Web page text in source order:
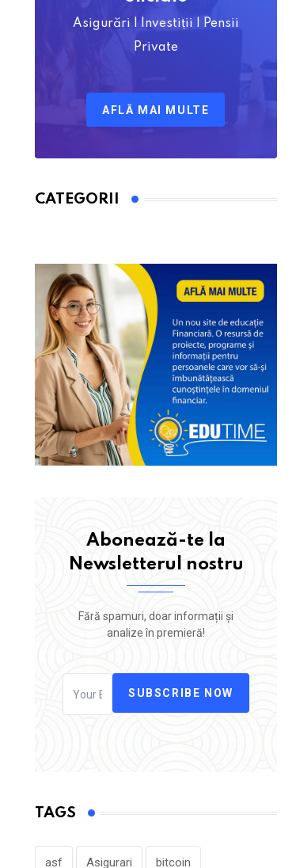
Asigurări | Investiții | Pensii
Private
AFLĂ MAI MULTE
CATEGORII
Abonează-te la
Newsletterul nostru
Fără spamuri, doar informații și
analize în premieră!
SUBSCRIBE NOW
TAGS
asf Asigurari bitcoin